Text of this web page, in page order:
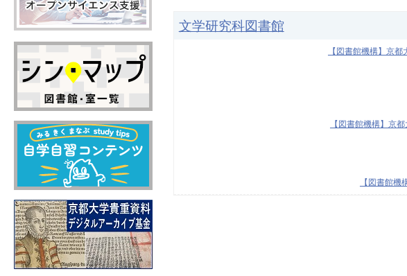
文学研究科図書館
【図書館機構】京
【図書館機構】京
【図書館